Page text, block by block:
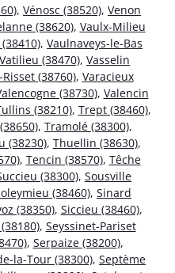
, Vénosc (38520), Venon
(38620), Vaulx-Milieu
, Vaulnaveys-le-Bas
Vatilieu (38470), Vasselin
(38760), Varacieux
(38730), Valencin
(38210), Trept (38460),
, Tramolé (38300),
(38230), Thuellin (38630),
, Tencin (38570), Têche
(38300), Sousville
(38460), Sinard
(38350), Siccieu (38460),
, Seyssinet-Pariset
, Serpaize (38200),
la-Tour (38300), Septème